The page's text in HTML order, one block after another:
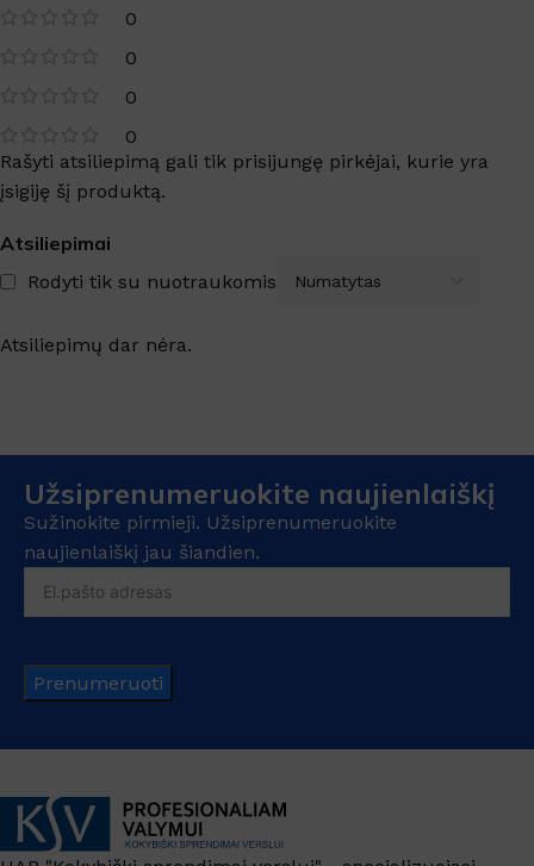
0
0
0
0
Atsiliepimai
Rodyti tik su nuotraukomis
Atsiliepimų dar nėra.
Rašyti atsiliepimą gali tik prisijungę pirkėjai, kurie yra
įsigiję šį produktą.
Užsiprenumeruokite naujienlaiškį
Sužinokite pirmieji. Užsiprenumeruokite
naujienlaiškį jau šiandien.
Prenumeruoti